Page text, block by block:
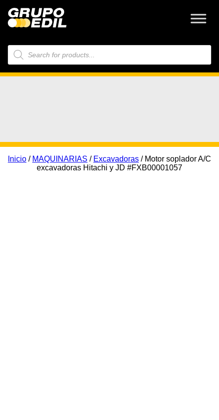
Búsqueda
de
productos
Inicio / MAQUINARIAS / Excavadoras / Motor soplador A/C
excavadoras Hitachi y JD #FXB00001057